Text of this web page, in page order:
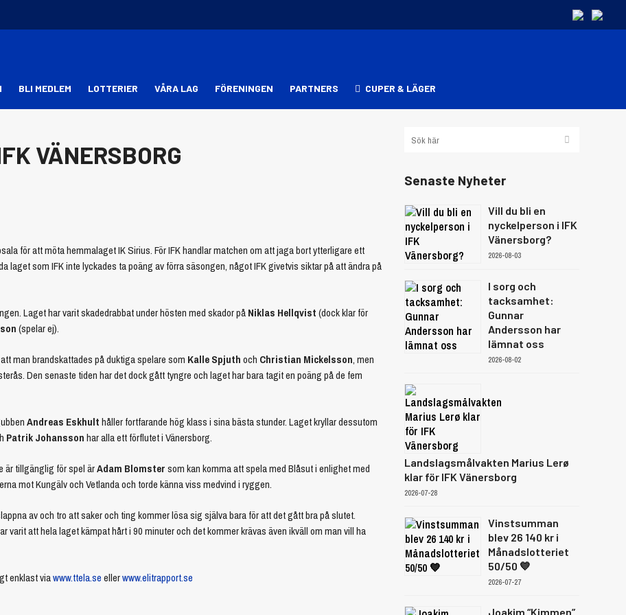
BLI MEDLEM LOTTERIER VÅRA LAG FÖRENINGEN PARTNERS CUPER & LÄGER
VÄNERSBORG
för att möta hemmalaget IK Sirius. För IFK handlar matchen om att jaga bort ytterligare ett
laget som IFK inte lyckades ta poäng av förra säsongen, något IFK givetvis siktar på att ändra på
Laget har varit skadedrabbat under hösten med skador påNiklas Hellqvist(dock klar för
(spelar ej).
man brandskattades på duktiga spelare som Kalle Spjuthoch Christian Mickelsson, men
Den senaste tiden har det dock gått tyngre och laget har bara tagit en poäng på de fem
Andreas Eskhulthåller fortfarande hög klass i sina bästa stunder. Laget kryllar dessutom
Patrik Johanssonhar alla ett förflutet i Vänersborg.
är tillgänglig för spel ärAdam Blomstersom kan komma att spela med Blåsut i enlighet med
mot Kungälv och Vetlanda och torde känna viss medvind i ryggen.
av och tro att saker och ting kommer lösa sig själva bara för att det gått bra på slutet.
att hela laget kämpat hårt i 90 minuter och det kommer krävas även ikväll om man vill ha
enklast viawww.ttela.seellerwww.elitrapport.se
Senaste Nyheter
Vill du bli en
nyckelperson i IFK
Vänersborg?
2026-08-03
I sorg och
tacksamhet:
Gunnar
Andersson har
lämnat oss
2026-08-02
Landslagsmålvakten Marius Lerø
klar för IFK Vänersborg
2026-07-28
Vinstsumman
blev 26 140 kr i
Månadslotteriet
50/50 💙
2026-07-27
Joakim “Kimmen”